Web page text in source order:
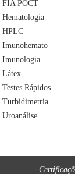
FIA POCT
Hematologia
HPLC
Imunohemato
Imunologia
Látex
Testes Rápidos
Turbidimetria
Uroanálise